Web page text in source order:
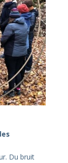
Du bruit